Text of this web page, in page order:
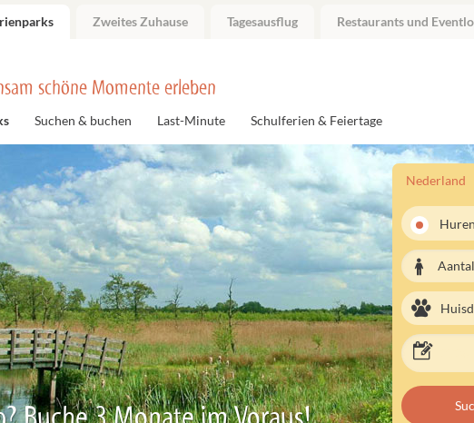
Zweites Zuhause Tagesausflug Restaurants und
schöne Momente erleben
Suchen & buchen Last-Minute Schulferien & Feiertage
Nederland
Huren